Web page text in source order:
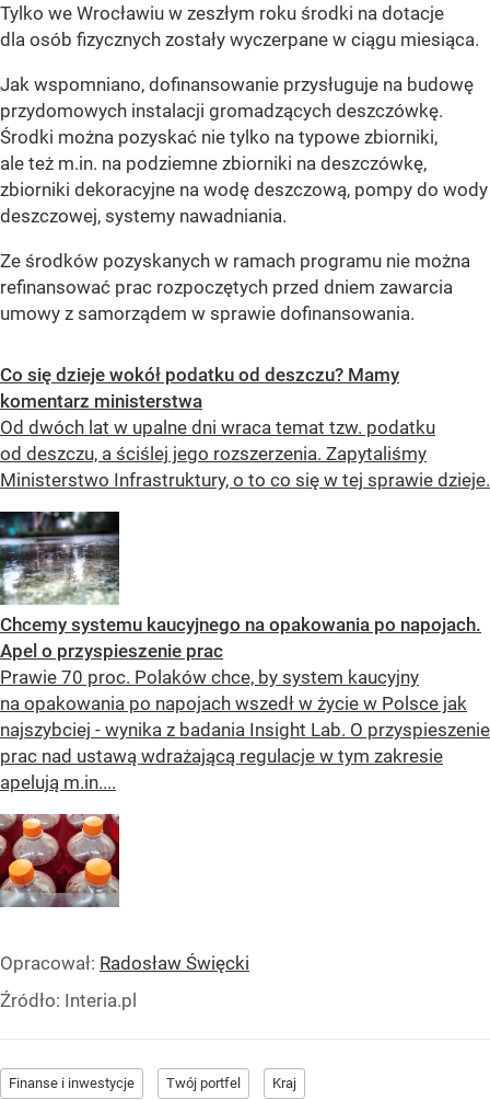
Tylko we Wrocławiu w zeszłym roku środki na dotacje
dla osób fizycznych zostały wyczerpane w ciągu miesiąca.
Jak wspomniano, dofinansowanie przysługuje na budowę
przydomowych instalacji gromadzących deszczówkę.
Środki można pozyskać nie tylko na typowe zbiorniki,
ale też m.in. na podziemne zbiorniki na deszczówkę,
zbiorniki dekoracyjne na wodę deszczową, pompy do wody
deszczowej, systemy nawadniania.
Ze środków pozyskanych w ramach programu nie można
refinansować prac rozpoczętych przed dniem zawarcia
umowy z samorządem w sprawie dofinansowania.
Co się dzieje wokół podatku od deszczu? Mamy
komentarz ministerstwa
Od dwóch lat w upalne dni wraca temat tzw. podatku
od deszczu, a ściślej jego rozszerzenia. Zapytaliśmy
Ministerstwo Infrastruktury, o to co się w tej sprawie dzieje.
Chcemy systemu kaucyjnego na opakowania po napojach.
Apel o przyspieszenie prac
Prawie 70 proc. Polaków chce, by system kaucyjny
na opakowania po napojach wszedł w życie w Polsce jak
najszybciej - wynika z badania Insight Lab. O przyspieszenie
prac nad ustawą wdrażającą regulacje w tym zakresie
apelują m.in....
Opracował: Radosław Święcki
Źródło: Interia.pl
Finanse i inwestycje Twój portfel Kraj